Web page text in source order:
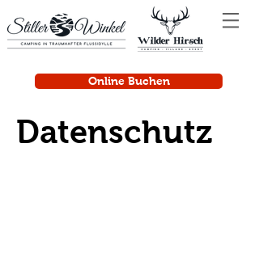
Online Buchen
Datenschutz